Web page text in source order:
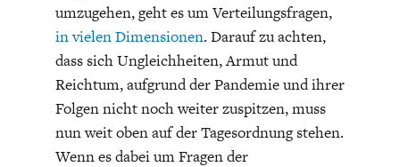
CIRCULAR ECONOMY
ENTWICKLUNGSPOLITIK
umzugehen, geht es um Verteilungsfragen,
in vielen Dimensionen. Darauf zu achten,
dass sich Ungleichheiten, Armut und
Reichtum, aufgrund der Pandemie und ihrer
Folgen nicht noch weiter zuspitzen, muss
nun weit oben auf der Tagesordnung stehen.
Wenn es dabei um Fragen der